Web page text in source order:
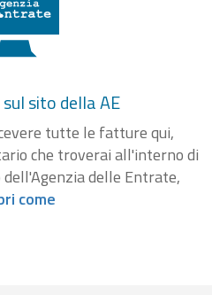
sito della AE
tutte le fatture qui,
che troverai all'interno di
delle Entrate,
come